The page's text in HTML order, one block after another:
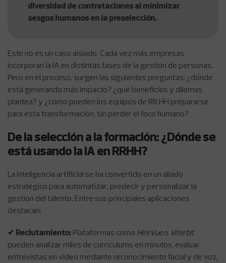
diversidad de contrataciones al minimizar
sesgos humanos en la preselección.
Este no es un caso aislado. Cada vez más empresas
incorporan la IA en distintas fases de la gestión de personas.
Pero en el proceso, surgen las siguientes preguntas: ¿dónde
está generando más impacto? ¿qué beneficios y dilemas
plantea? y ¿cómo pueden los equipos de RR.HH prepararse
para esta transformación, sin perder el foco humano?
De la selección a la formación: ¿Dónde se
está usando la IA en RRHH?
La inteligencia artificial se ha convertido en un aliado
estratégico para automatizar, predecir y personalizar la
gestión del talento. Entre sus principales aplicaciones
destacan:
✔ Reclutamiento: Plataformas como HireVueo Viterbit
pueden analizar miles de currículums en minutos, evaluar
entrevistas en video mediante reconocimiento facial y de voz,